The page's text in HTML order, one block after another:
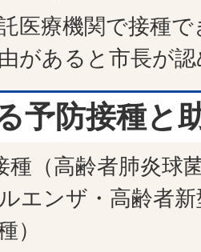
医療機関で接種
があると市長が
予防接種と
種（高齢者肺炎球
エンザ・高齢者
）